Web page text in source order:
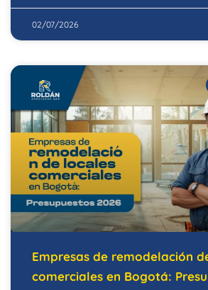
02/07/2026
Empresas de remodelación
comerciales en Bogotá: